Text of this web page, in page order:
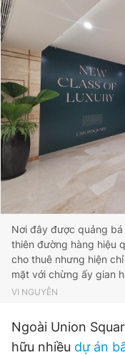
Nơi đây được quảng
thiên đường hàng hiệu
cho thuê nhưng hiện
mặt với chừng ấy gian
VI NGUYỄN
Ngoài Union
hữu nhiều dự án